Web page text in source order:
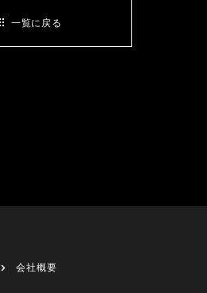
一覧に戻る
会社概要